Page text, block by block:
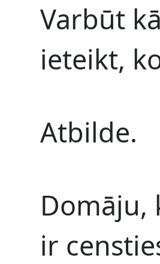
Varbūt
ieteikt,
Atbilde.
Domāju,
ir